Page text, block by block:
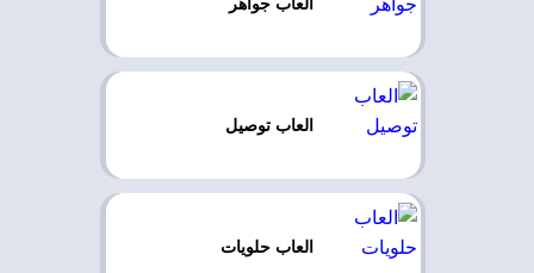
العاب توصيل
العاب حلويات